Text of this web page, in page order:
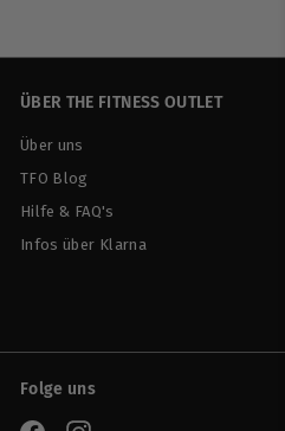
ÜBER THE FITNESS OUTLET
Über uns
TFO Blog
Hilfe & FAQ's
Infos über Klarna
Folge uns